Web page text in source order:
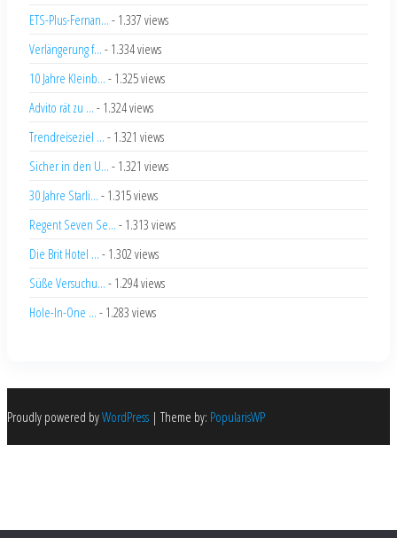
ETS-Plus-Fernan... - 1.337 views
Verlängerung f... - 1.334 views
10 Jahre Kleinb... - 1.325 views
Advito rät zu ... - 1.324 views
Trendreiseziel ... - 1.321 views
Sicher in den U... - 1.321 views
30 Jahre Starli... - 1.315 views
Regent Seven Se... - 1.313 views
Die Brit Hotel ... - 1.302 views
Süße Versuchu... - 1.294 views
Hole-In-One ... - 1.283 views
Proudly powered byWordPress | Theme by: PopularisWP